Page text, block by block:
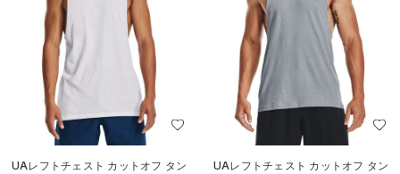
UAレフトチェスト カットオフ タン
UAレフトチェスト カットオフ タン